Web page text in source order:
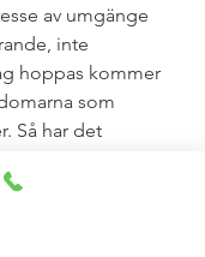
av umgänge
inte
hoppas kommer
som
Så har det
det som sagt